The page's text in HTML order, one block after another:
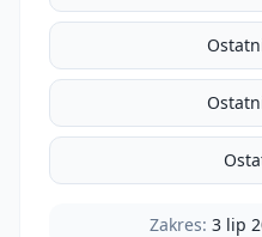
Zakres: 3 lip